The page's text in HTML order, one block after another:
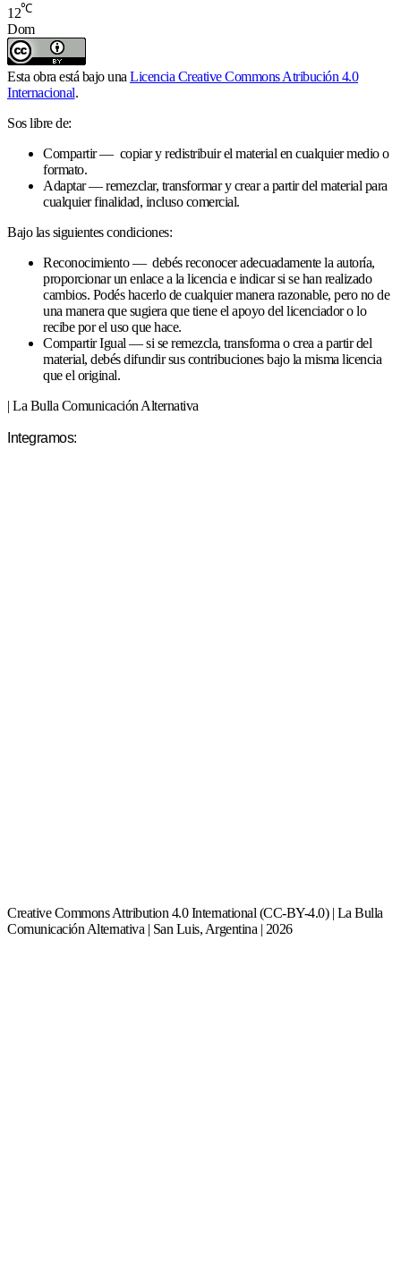
12℃
Dom
Esta obra está bajo una Licencia Creative Commons Atribución 4.0
Internacional.
Sos libre de:
Compartir — copiar y redistribuir el material en cualquier medio o
formato.
Adaptar — remezclar, transformar y crear a partir del material para
cualquier finalidad, incluso comercial.
Bajo las siguientes condiciones:
Reconocimiento — debés reconocer adecuadamente la autoría,
proporcionar un enlace a la licencia e indicar si se han realizado
cambios. Podés hacerlo de cualquier manera razonable, pero no de
una manera que sugiera que tiene el apoyo del licenciador o lo
recibe por el uso que hace.
Compartir Igual — si se remezcla, transforma o crea a partir del
material, debés difundir sus contribuciones bajo la misma licencia
que el original.
| La Bulla Comunicación Alternativa
Integramos:
Creative Commons Attribution 4.0 International (CC-BY-4.0) | La Bulla
Comunicación Alternativa | San Luis, Argentina | 2026